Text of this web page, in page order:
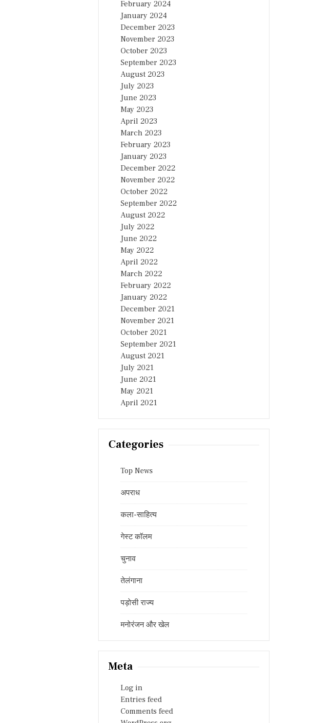
February 2024
January 2024
December 2023
November 2023
October 2023
September 2023
August 2023
July 2023
June 2023
May 2023
April 2023
March 2023
February 2023
January 2023
December 2022
November 2022
October 2022
September 2022
August 2022
July 2022
June 2022
May 2022
April 2022
March 2022
February 2022
January 2022
December 2021
November 2021
October 2021
September 2021
August 2021
July 2021
June 2021
May 2021
April 2021
Categories
Top News
अपराध
कला-साहित्य
गेस्ट कॉलम
चुनाव
तेलंगाना
पड़ोसी राज्य
मनोरंजन और खेल
Meta
Log in
Entries feed
Comments feed